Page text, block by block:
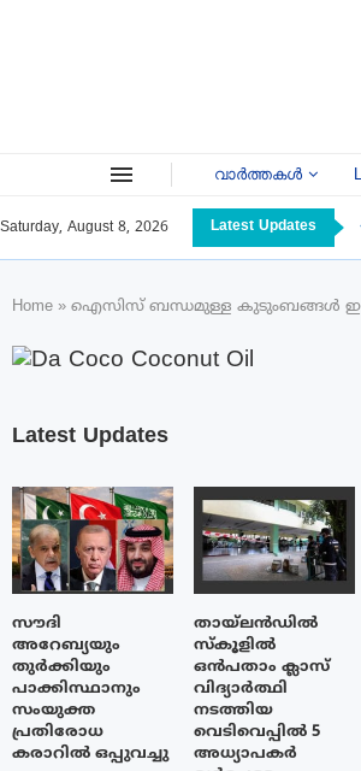
വാർത്തകൾ
Saturday, August 8, 2026 Latest Updates
Home » ഐസിസ് ബന്ധമുള്ള കുടുംബങ്ങൾ ഇന്ന്
Latest Updates
സൗദി
അറേബ്യയും
തുർക്കിയും
പാക്കിസ്ഥാനും
സംയുക്ത
പ്രതിരോധ
കരാറിൽ ഒപ്പുവച്ചു
തായ്‌ലൻഡിൽ
സ്കൂളിൽ
ഒൻപതാം ക്ലാസ്
വിദ്യാർത്ഥി
നടത്തിയ
വെടിവെപ്പിൽ 5
അധ്യാപകർ